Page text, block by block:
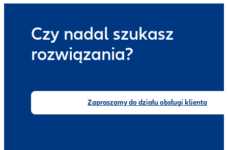
Czy nadal szukasz
rozwiązania?
Zapraszamy do działu obsługi klienta